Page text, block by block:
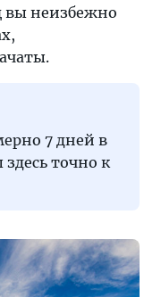
вы неизбежно
7 дней в
точно к